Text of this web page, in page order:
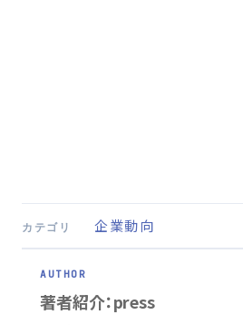
カテゴリ 企業動向
著者紹介：press